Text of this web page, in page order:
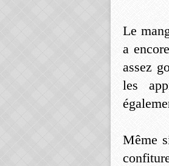
Le
a
assez
les
Même